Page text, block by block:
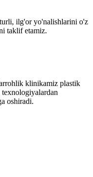
ilg'or yo'nalishlarini o'z
taklif etamiz.
klinikamiz plastik
oshiradi.